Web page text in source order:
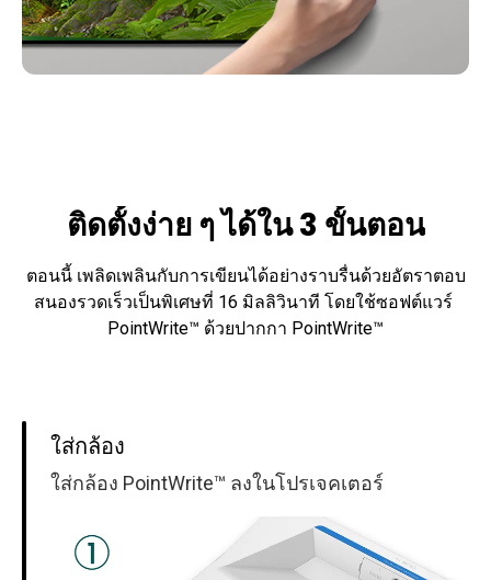
ติดตั้งง่าย ๆ ได้ใน 3 ขั้นตอน
ตอนนี้ เพลิดเพลินกับการเขียนได้อย่างราบรื่นด้วยอัตราตอบ
สนองรวดเร็วเป็นพิเศษที่ 16 มิลลิวินาที โดยใช้ซอฟต์แวร์
PointWrite™ ด้วยปากกา PointWrite™
ใส่กล้อง
ใส่กล้อง PointWrite™ ลงในโปรเจคเตอร์